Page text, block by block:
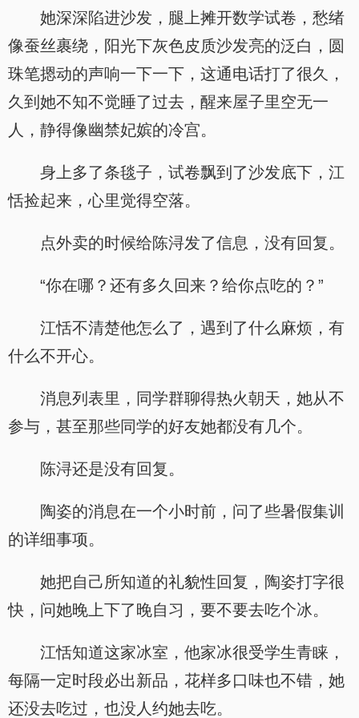
她深深陷进沙发，腿上摊开数学试卷，愁绪
像蚕丝裹绕，阳光下灰色皮质沙发亮的泛白，圆
珠笔摁动的声响一下一下，这通电话打了很久，
久到她不知不觉睡了过去，醒来屋子里空无一
人，静得像幽禁妃嫔的冷宫。
身上多了条毯子，试卷飘到了沙发底下，江
恬捡起来，心里觉得空落。
点外卖的时候给陈浔发了信息，没有回复。
“你在哪？还有多久回来？给你点吃的？”
江恬不清楚他怎么了，遇到了什么麻烦，有
什么不开心。
消息列表里，同学群聊得热火朝天，她从不
参与，甚至那些同学的好友她都没有几个。
陈浔还是没有回复。
陶姿的消息在一个小时前，问了些暑假集训
的详细事项。
她把自己所知道的礼貌性回复，陶姿打字很
快，问她晚上下了晚自习，要不要去吃个冰。
江恬知道这家冰室，他家冰很受学生青睐，
每隔一定时段必出新品，花样多口味也不错，她
还没去吃过，也没人约她去吃。